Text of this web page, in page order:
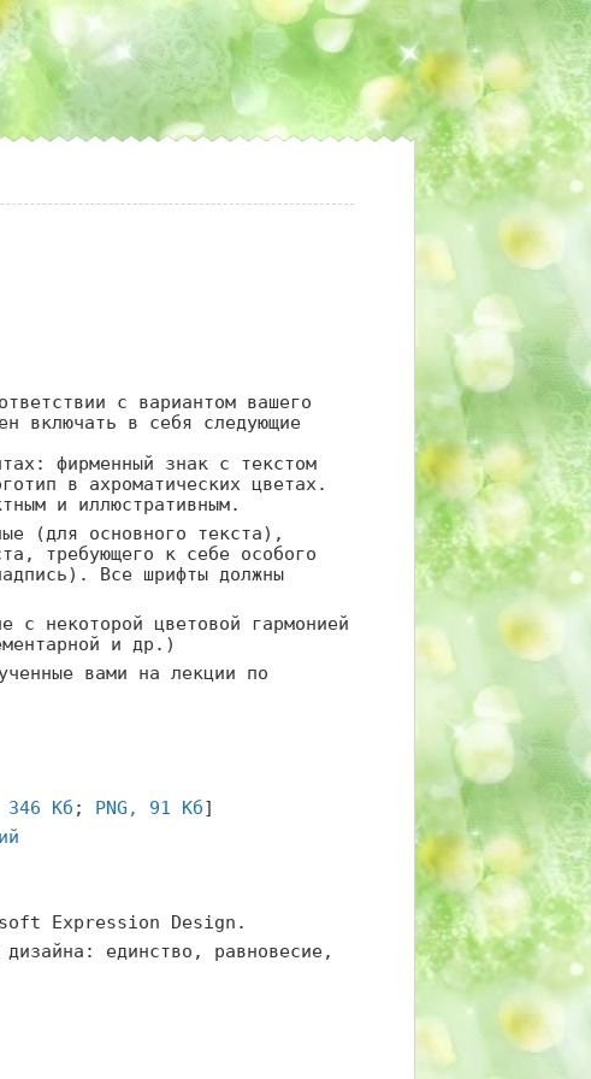
с вариантом вашего
включать в себя следующие
фирменный знак с текстом
в ахроматических цветах.
и иллюстративным.
(для основного текста),
требующего к себе особого
Все шрифты должны
с некоторой цветовой гармонией
и др.)
вами на лекции по
346 Кб ; PNG, 91 Кб]
Expression Design.
единство, равновесие,